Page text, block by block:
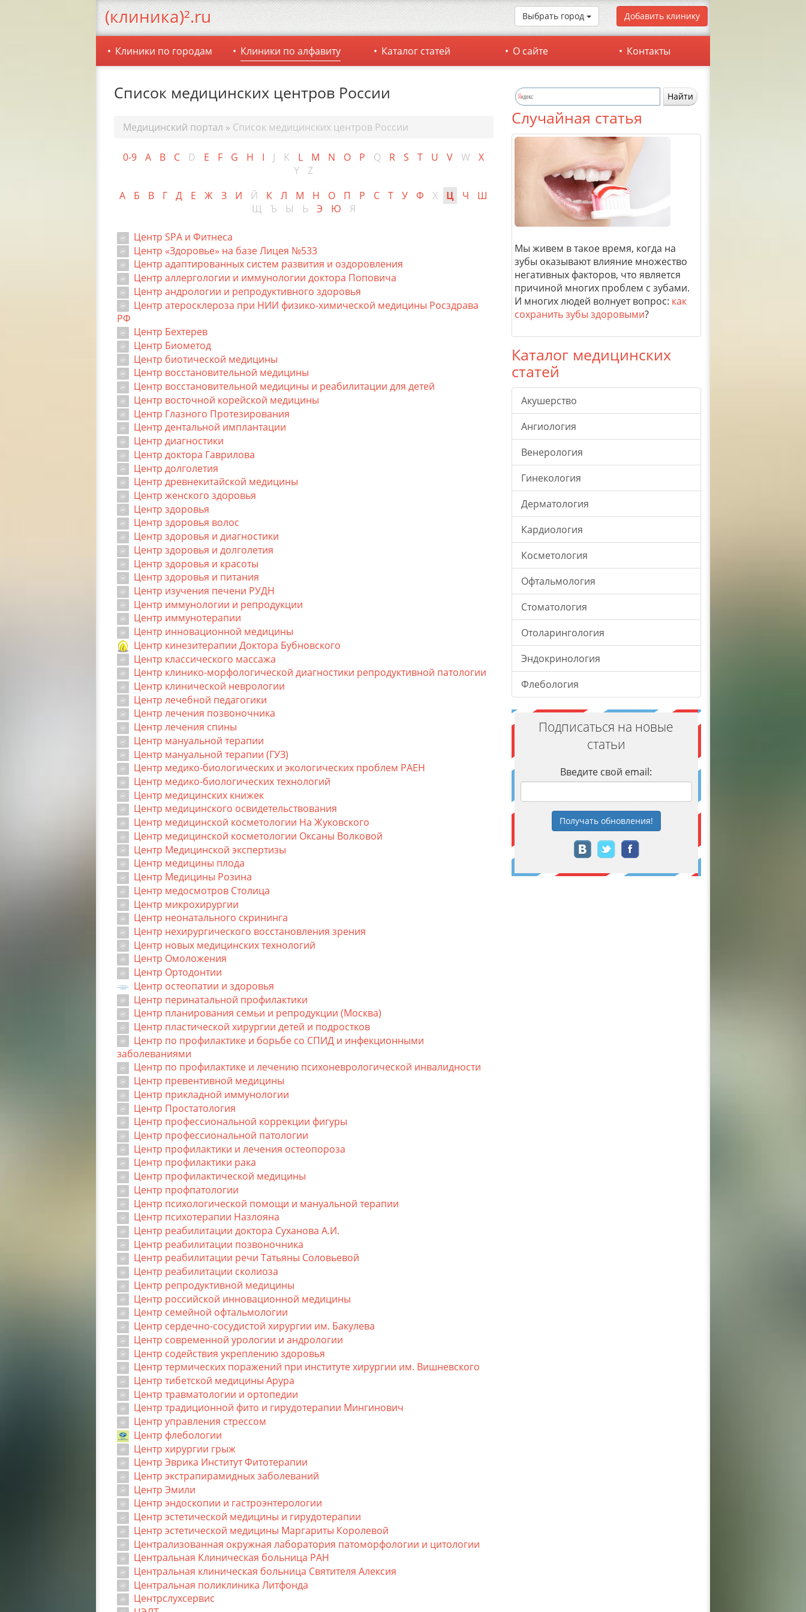
Список медицинских центров России
Медицинский портал » Список медицинских центров России
0-9 A B C D E F G H I J K L M N O P Q R S T U V W
X
Y
Z
А
Б В Г Д Е Ж З И Й К Л М Н О П Р С Т У Ф Х Ц Ч
Ш
Щ
Ъ Ы Ь Э Ю Я
Центр SPA и Фитнеса
Центр «Здоровье» на базе Лицея №533
Центр адаптированных систем развития и оздоровления
Центр аллергологии и иммунологии доктора Поповича
Центр андрологии и репродуктивного здоровья
Центр атеросклероза при НИИ физико-химической медицины Росздрава
РФ
Центр Бехтерев
Центр Биометод
Центр биотической медицины
Центр восстановительной медицины
Центр восстановительной медицины и реабилитации для детей
Центр восточной корейской медицины
Центр Глазного Протезирования
Центр дентальной имплантации
Центр диагностики
Центр доктора Гаврилова
Центр долголетия
Центр древнекитайской медицины
Центр женского здоровья
Центр здоровья
Центр здоровья волос
Центр здоровья и диагностики
Центр здоровья и долголетия
Центр здоровья и красоты
Центр здоровья и питания
Центр изучения печени РУДН
Центр иммунологии и репродукции
Центр иммунотерапии
Центр инновационной медицины
Центр кинезитерапии Доктора Бубновского
Центр классического массажа
Центр клинико-морфологической диагностики репродуктивной патологии
Центр клинической неврологии
Центр лечебной педагогики
Центр лечения позвоночника
Центр лечения спины
Центр мануальной терапии
Центр мануальной терапии (ГУЗ)
Центр медико-биологических и экологических проблем РАЕН
Центр медико-биологических технологий
Центр медицинских книжек
Центр медицинского освидетельствования
Центр медицинской косметологии На Жуковского
Центр медицинской косметологии Оксаны Волковой
Центр Медицинской экспертизы
Центр медицины плода
Центр Медицины Розина
Центр медосмотров Столица
Центр микрохирургии
Центр неонатального скрининга
Центр нехирургического восстановления зрения
Центр новых медицинских технологий
Центр Омоложения
Центр Ортодонтии
Центр остеопатии и здоровья
Центр перинатальной профилактики
Центр планирования семьи и репродукции (Москва)
Центр пластической хирургии детей и подростков
Центр по профилактике и борьбе со СПИД и инфекционными
заболеваниями
Центр по профилактике и лечению психоневрологической инвалидности
Центр превентивной медицины
Центр прикладной иммунологии
Центр Простатология
Центр профессиональной коррекции фигуры
Центр профессиональной патологии
Центр профилактики и лечения остеопороза
Центр профилактики рака
Центр профилактической медицины
Центр профпатологии
Центр психологической помощи и мануальной терапии
Центр психотерапии Назлояна
Центр реабилитации доктора Суханова А.И.
Центр реабилитации позвоночника
Центр реабилитации речи Татьяны Соловьевой
Центр реабилитации сколиоза
Центр репродуктивной медицины
Центр российской инновационной медицины
Центр семейной офтальмологии
Центр сердечно-сосудистой хирургии им. Бакулева
Центр современной урологии и андрологии
Центр содействия укреплению здоровья
Центр термических поражений при институте хирургии им. Вишневского
Центр тибетской медицины Арура
Центр травматологии и ортопедии
Центр традиционной фито и гирудотерапии Мингинович
Центр управления стрессом
Центр флебологии
Центр хирургии грыж
Центр Эврика Институт Фитотерапии
Центр экстрапирамидных заболеваний
Центр Эмили
Центр эндоскопии и гастроэнтерологии
Центр эстетической медицины и гирудотерапии
Центр эстетической медицины Маргариты Королевой
Централизованная окружная лаборатория патоморфологии и цитологии
Центральная Клиническая больница РАН
Центральная клиническая больница Святителя Алексия
Центральная поликлиника Литфонда
Центрслухсервис
Случайная статья
Мы живем в такое время, когда на
зубы оказывают влияние множество
негативных факторов, что является
причиной многих проблем с зубами.
И многих людей волнует вопрос: как
сохранить зубы здоровыми?
Каталог медицинских
статей
Акушерство
Ангиология
Венерология
Гинекология
Дерматология
Кардиология
Косметология
Офтальмология
Стоматология
Отоларингология
Эндокринология
Флебология
Подписаться на новые
статьи
Введите свой email:
Получатьобновления!
(клиника)².ru Выбрать город Добавить клинику
Клиники по городам Клиники по алфавиту Каталог статей О сайте Контакты